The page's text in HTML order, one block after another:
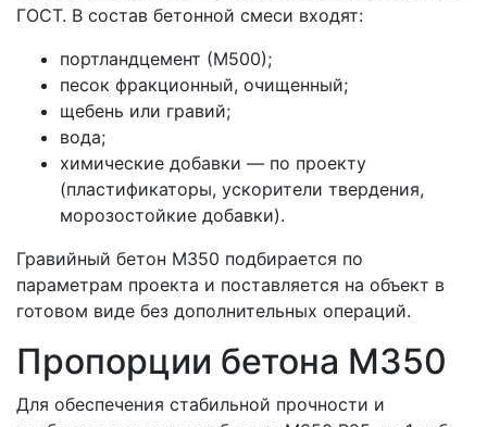
ГОСТ. В состав бетонной смеси входят:
портландцемент (М500);
песок фракционный, очищенный;
щебень или гравий;
вода;
химические добавки — по проекту
(пластификаторы, ускорители твердения,
морозостойкие добавки).
Гравийный бетон М350 подбирается по
параметрам проекта и поставляется на объект в
готовом виде без дополнительных операций.
Пропорции бетона М350
Для обеспечения стабильной прочности и